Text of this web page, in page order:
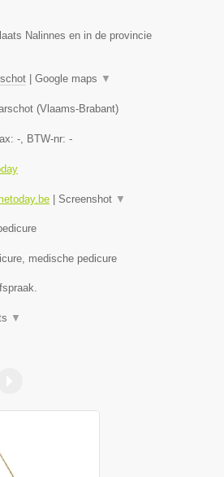
Nalinnes en in de provincie
Google maps ▼
(Vlaams-Brabant)
-, BTW-nr: -
Screenshot ▼
medische pedicure
▼